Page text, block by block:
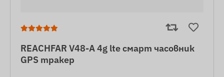
REACHFAR V48-A 4g lte смарт часовник
GPS тракер